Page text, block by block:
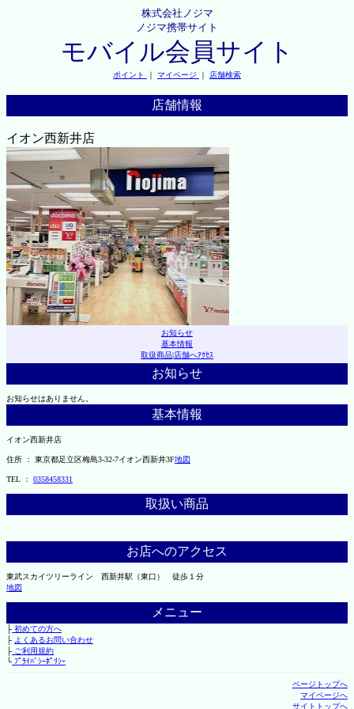
株式会社ノジマ
ノジマ携帯サイト
モバイル会員サイト
ポイント ｜ マイページ ｜ 店舗検索
店舗情報
イオン西新井店
お知らせ
基本情報
取扱商品|店舗へｱｸｾｽ
お知らせ
お知らせはありません。
基本情報
イオン西新井店
住所 ： 東京都足立区梅島3-32-7イオン西新井3F地図
TEL ： 0358458331
取扱い商品
お店へのアクセス
東武スカイツリーライン 西新井駅（東口） 徒歩１分
地図
メニュー
├初めての方へ
├ よくあるお問い合わせ
├ご利用規約
└ﾌﾟﾗｲﾊﾞｼｰﾎﾟﾘｼｰ
ページトップへ
マイページへ
サイトトップへ